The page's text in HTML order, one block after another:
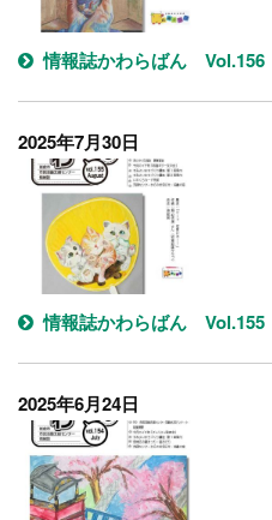
情報誌かわらばん Vol.156
2025年7月30日
情報誌かわらばん Vol.155
2025年6月24日